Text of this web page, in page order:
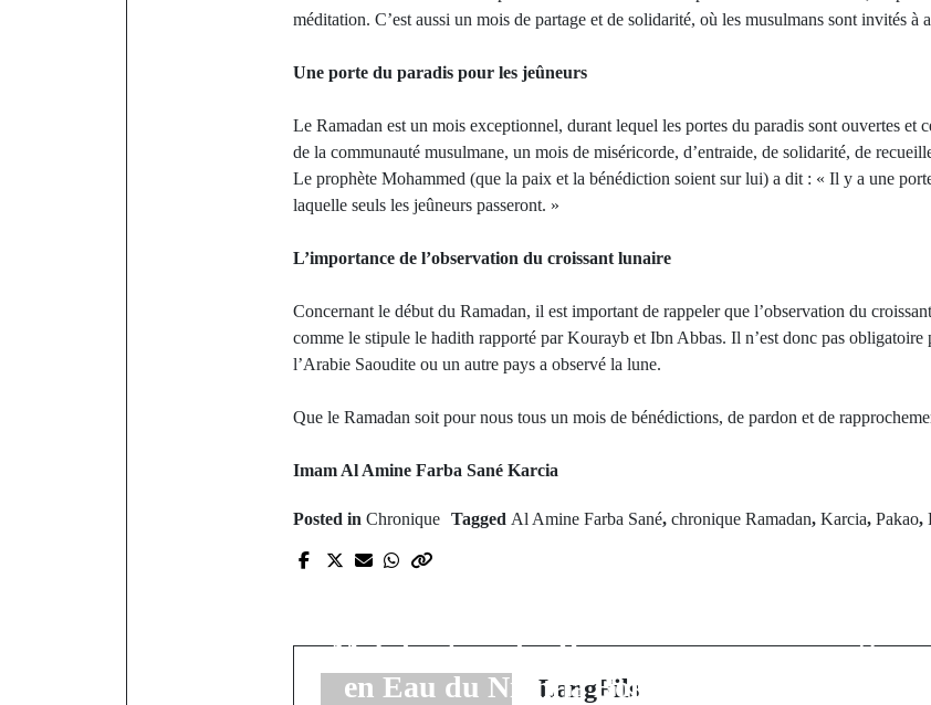
méditation. C’est aussi un mois de partage et de solidarité, où les musulmans sont invités à
Une porte du paradis pour les jeûneurs
Le Ramadan est un mois exceptionnel, durant lequel les portes du paradis sont ouvertes et
de la communauté musulmane, un mois de miséricorde, d’entraide, de solidarité, de
Le prophète Mohammed (que la paix et la bénédiction soient sur lui) a dit : « Il y a une
laquelle seuls les jeûneurs passeront. »
L’importance de l’observation du croissant lunaire
Concernant le début du Ramadan, il est important de rappeler que l’observation du
comme le stipule le hadith rapporté par Kourayb et Ibn Abbas. Il n’est donc pas obligatoire
l’Arabie Saoudite ou un autre pays a observé la lune.
Que le Ramadan soit pour nous tous un mois de bénédictions, de pardon et de
Imam Al Amine Farba Sané Karcia
Posted in Chronique Tagged Al Amine Farba Sané, chronique Ramadan, Karcia, Pakao,
Koungheul : lancement des
Mobilisation des Ressources
en Eau du Nianija Bolong
LangFils